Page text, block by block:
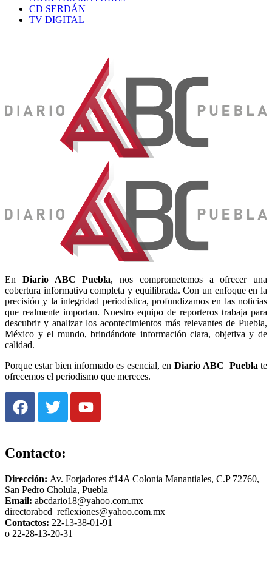
CD SERDÁN
TV DIGITAL
En Diario ABC Puebla, nos comprometemos a ofrecer una
cobertura informativa completa y equilibrada. Con un enfoque en la
precisión y la integridad periodística, profundizamos en las noticias
que realmente importan. Nuestro equipo de reporteros trabaja para
descubrir y analizar los acontecimientos más relevantes de Puebla,
México y el mundo, brindándote información clara, objetiva y de
calidad.
Porque estar bien informado es esencial, en Diario ABC Puebla te
ofrecemos el periodismo que mereces.
Contacto:
Dirección: Av. Forjadores #14A Colonia Manantiales, C.P 72760,
San Pedro Cholula, Puebla
Email: abcdario18@yahoo.com.mx
directorabcd_reflexiones@yahoo.com.mx
Contactos: 22-13-38-01-91
o 22-28-13-20-31